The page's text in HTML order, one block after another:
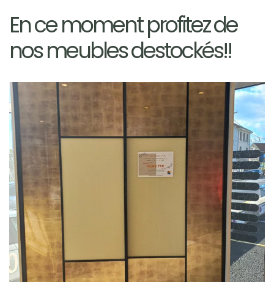
En ce moment profitez de
nos meubles destockés!!